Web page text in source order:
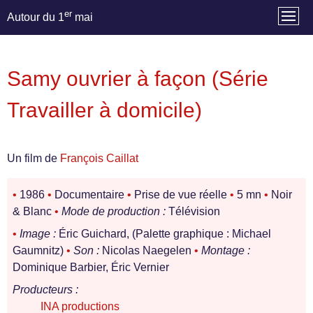
Autour du 1er mai
Samy ouvrier à façon (Série
Travailler à domicile)
Un film de François Caillat
• 1986 • Documentaire • Prise de vue réelle • 5 mn • Noir
& Blanc • Mode de production : Télévision
• Image : Éric Guichard, (Palette graphique : Michael
Gaumnitz) • Son : Nicolas Naegelen • Montage :
Dominique Barbier, Éric Vernier
Producteurs :
INA productions